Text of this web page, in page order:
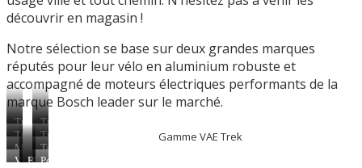
découvrir en magasin !
Notre sélection se base sur deux grandes marques
réputés pour leur vélo en aluminium robuste et
accompagné de moteurs électriques performants de la
marque Bosch leader sur le marché.
Trek
Allant
+5
Trek
District
+2
Men
Trek
District
+2
Trek
Verve
+1
Moteur
Bosch
Tableau
de
Gamme VAE Trek
VAEMoteur
Batterie
Poste